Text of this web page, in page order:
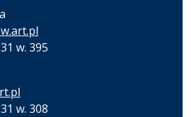
w. 395
w. 308